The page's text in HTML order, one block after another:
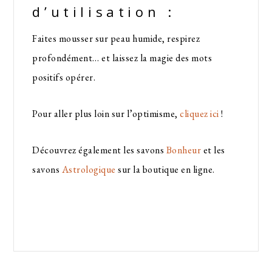
d’utilisation :
Faites mousser sur peau humide, respirez
profondément… et laissez la magie des mots
positifs opérer.
Pour aller plus loin sur l’optimisme,cliquez ici!
Découvrez également les savons Bonheuret les
savons Astrologique sur la boutique en ligne.